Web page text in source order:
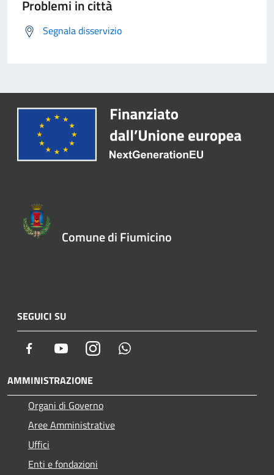
Problemi in città
Segnala disservizio
Comune di Fiumicino
SEGUICI SU
Facebook YoutubeInstagram
AMMINISTRAZIONE
Organi di Governo
Aree Amministrative
Uffici
Enti e fondazioni